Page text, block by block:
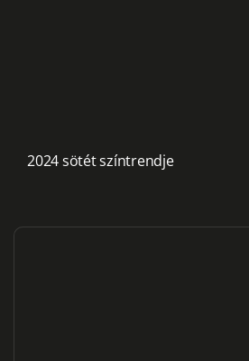
2024 sötét színtrendje